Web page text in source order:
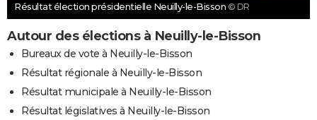
Résultat élection présidentielle Neuilly-le-Bisson © DR
Autour des élections à Neuilly-le-Bisson
Bureaux de vote à Neuilly-le-Bisson
Résultat régionale à Neuilly-le-Bisson
Résultat municipale à Neuilly-le-Bisson
Résultat législatives à Neuilly-le-Bisson